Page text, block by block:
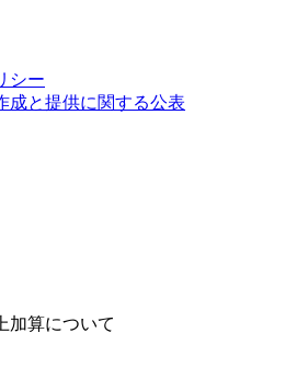
シー
成と提供に関する公表
加算について